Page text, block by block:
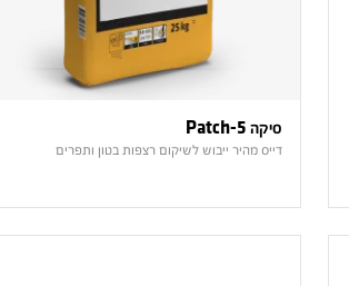
סיקה Patch-5
דייס מהיר ייבוש לשיקום רצפות בטון ותפרים